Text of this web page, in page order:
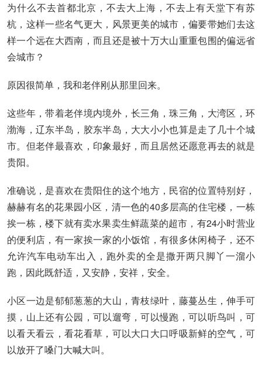
为什么不去首都北京，不去大上海，不去上有天堂下有苏
杭，这样一些名气更大，风景更美的城市，偏要带她们去这
样一个远在大西南，而且还是被十万大山重重包围的偏远省
会城市？
原因很简单，我和老伴刚从那里回来。
这些年，带着老伴境内境外，长三角，珠三角，大湾区，环
渤海，辽东半岛，胶东半岛，大大小小也算是走了几十个城
市。但老伴最喜欢，印象最好，而且居然还愿意再去的就是
贵阳。
准确说，是喜欢在贵阳住的这个地方，民宿的位置特别好，
赫赫有名的花果园小区，清一色的40多层高的住宅楼，一栋
挨一栋，楼下就有卖水果卖生鲜蔬菜的超市，有24小时营业
的便利店，有一家挨一家的小饭馆，有很多休闲椅子，还不
允许汽车电动车出入，跑外卖的全是撒开两只脚丫一溜小
跑，因此既舒适，又安静，安祥，安全。
小区一边是郁郁葱葱的大山，青枝绿叶，藤蔓丛生，伸手可
摸，山上还有公园，可以遛弯，可以慢跑，可以听鸟叫，可
以看天看云，看花看草，可以大口大口呼吸新鲜的空气，可
以放开了嗓门大喊大叫。